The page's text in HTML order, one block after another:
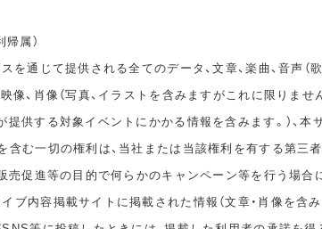
属）
を通じて提供される全てのデータ、文章、楽曲、音声（
映像、肖像（写真、イラストを含みますがこれに限りませ
提供する対象イベントにかかる情報を含みます。）、本
含む一切の権利は、当社または当該権利を有する第三
売促進等の目的で何らかのキャンペーン等を行う場合
ブ内容掲載サイトに掲載された情報（文章・肖像を含